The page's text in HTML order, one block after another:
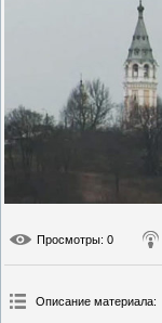
Просмотры: 0
Описание материала: